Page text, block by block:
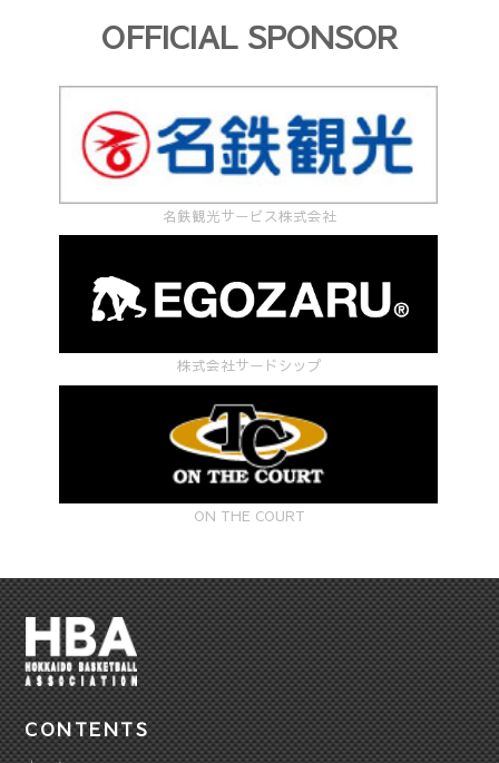
OFFICIAL SPONSOR
名鉄観光サービス株式会社
株式会社サードシップ
ON THE COURT
CONTENTS